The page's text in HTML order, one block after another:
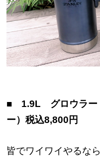
■ 1.9L グロウラー
ー）税込8,800円
皆でワイワイやるな